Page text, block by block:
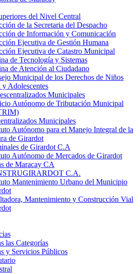
del Nivel Central
de la Secretaria del Despacho
de Información y Comunicación
Ejecutiva de Gestión Humana
Ejecutiva de Catastro Municipal
de Tecnología y Sistemas
de Atención al Ciudadano
Municipal de los Derechos de Niños
y Adolescentes
Municipales
Autónomo de Tributación Municipal
Municipales
Autónomo para el Manejo Integral de la
de Girardot
de Girardot C.A
Autónomo de Mercados de Girardot
de Maracay CA
C.A.
Mantenimiento Urbano del Municipio
Mantenimiento y Construcción Vial
las Categorías
y Servicios Públicos